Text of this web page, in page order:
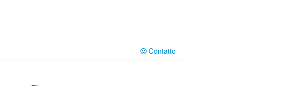
Contatto